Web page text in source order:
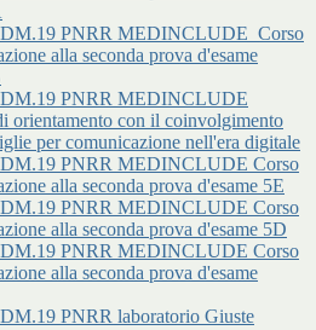
PNRR MEDINCLUDE_Corso
alla seconda prova d'esame
PNRR MEDINCLUDE
orientamento con il coinvolgimento
per comunicazione nell'era digitale
PNRR MEDINCLUDE Corso
alla seconda prova d'esame 5E
PNRR MEDINCLUDE Corso
alla seconda prova d'esame 5D
PNRR MEDINCLUDE Corso
alla seconda prova d'esame
PNRR laboratorio Giuste